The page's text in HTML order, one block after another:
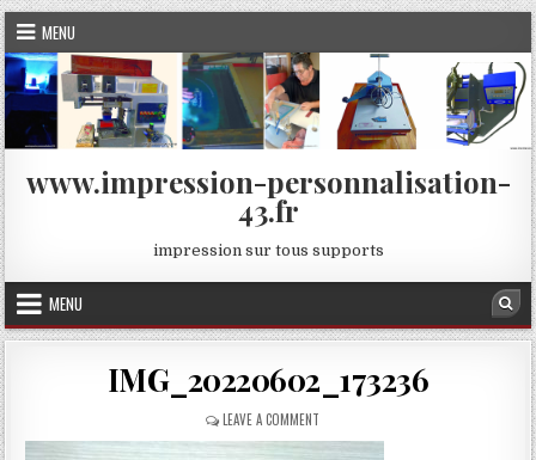
Skip
to
content
MENU
www.impression-personnalisation-
43.fr
impression sur tous supports
MENU
IMG_20220602_173236
LEAVE A COMMENTON
IMG_20220602_173236